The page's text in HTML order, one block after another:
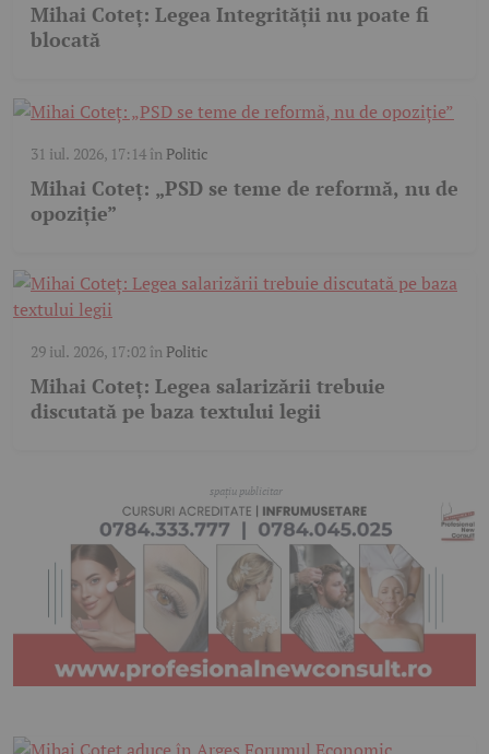
Mihai Coteț: Legea Integrității nu poate fi
blocată
31 iul. 2026, 17:14în Politic
Mihai Coteț: „PSD se teme de reformă, nu de
opoziție”
29 iul. 2026, 17:02 în Politic
Mihai Coteț: Legea salarizării trebuie
discutată pe baza textului legii